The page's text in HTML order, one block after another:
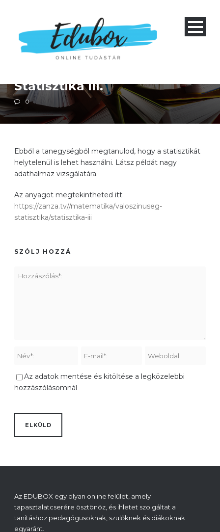
Négyéves gimnázium 1-4 és nyolcéves gimnázium 5-8
Statisztika III.
0
Ebből a tanegységből megtanulod, hogy a statisztikát
helytelenül is lehet használni. Látsz példát nagy
adathalmaz vizsgálatára.
Az anyagot megtekintheted itt:
https://zanza.tv//matematika/valoszinuseg-
statisztika/statisztika-iii
SZÓLJ HOZZÁ
Az adatok mentése és kitöltése a legközelebbi
hozzászólásomnál
Az EDUBOX egy olyan online felület, amely
tapasztalatcserére ösztönöz, és ihletet szolgáltat a
tanításhoz pedagógusoknak, szülőknek és diákoknak
egyaránt.